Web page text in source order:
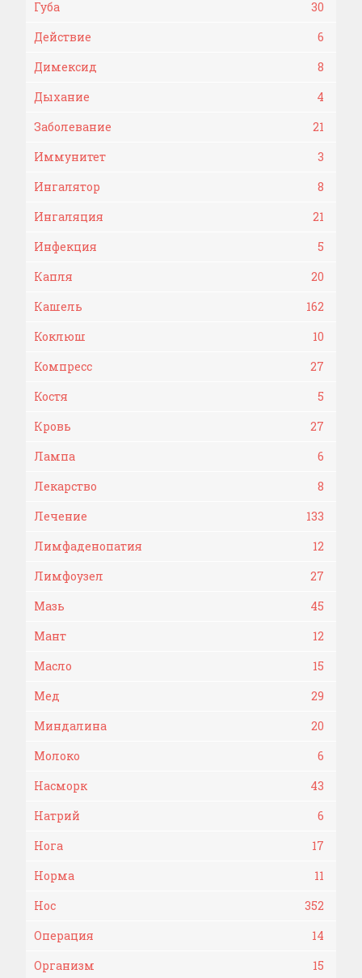
Губа
30
Действие
6
Димексид
8
Дыхание
4
Заболевание
21
Иммунитет
3
Ингалятор
8
Ингаляция
21
Инфекция
5
Капля
20
Кашель
162
Коклюш
10
Компресс
27
Костя
5
Кровь
27
Лампа
6
Лекарство
8
Лечение
133
Лимфаденопатия
12
Лимфоузел
27
Мазь
45
Мант
12
Масло
15
Мед
29
Миндалина
20
Молоко
6
Насморк
43
Натрий
6
Нога
17
Норма
11
Нос
352
Операция
14
Организм
15